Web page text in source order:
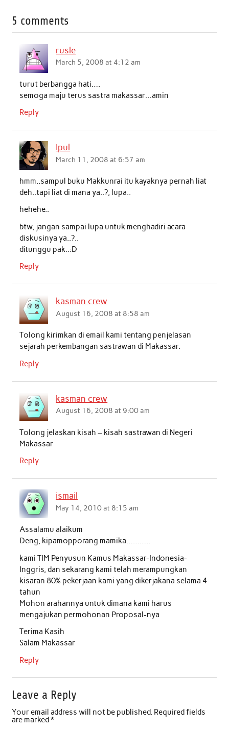
e
o
o
k
t
t
A
p
n
5 comments
rusle
March 5, 2008 at 4:12 am
turut berbangga hati….
semoga maju terus sastra makassar…amin
Reply
Ipul
March 11, 2008 at 6:57 am
hmm..sampul buku Makkunrai itu kayaknya pernah liat
deh..tapi liat di mana ya..?, lupa..
hehehe..
btw, jangan sampai lupa untuk menghadiri acara
diskusinya ya..?..
ditunggu pak..:D
Reply
kasman crew
August 16, 2008 at 8:58 am
Tolong kirimkan di email kami tentang penjelasan
sejarah perkembangan sastrawan di Makassar.
Reply
kasman crew
August 16, 2008 at 9:00 am
Tolong jelaskan kisah – kisah sastrawan di Negeri
Makassar
Reply
ismail
May 14, 2010 at 8:15 am
Assalamu alaikum
Deng, kipamopporang mamika………..
kami TIM Penyusun Kamus Makassar-Indonesia-
Inggris, dan sekarang kami telah merampungkan
kisaran 80% pekerjaan kami yang dikerjakana selama 4
tahun
Mohon arahannya untuk dimana kami harus
mengajukan permohonan Proposal-nya
Terima Kasih
Salam Makassar
Reply
Leave a Reply
Your email address will not be published. Required fields
are marked*